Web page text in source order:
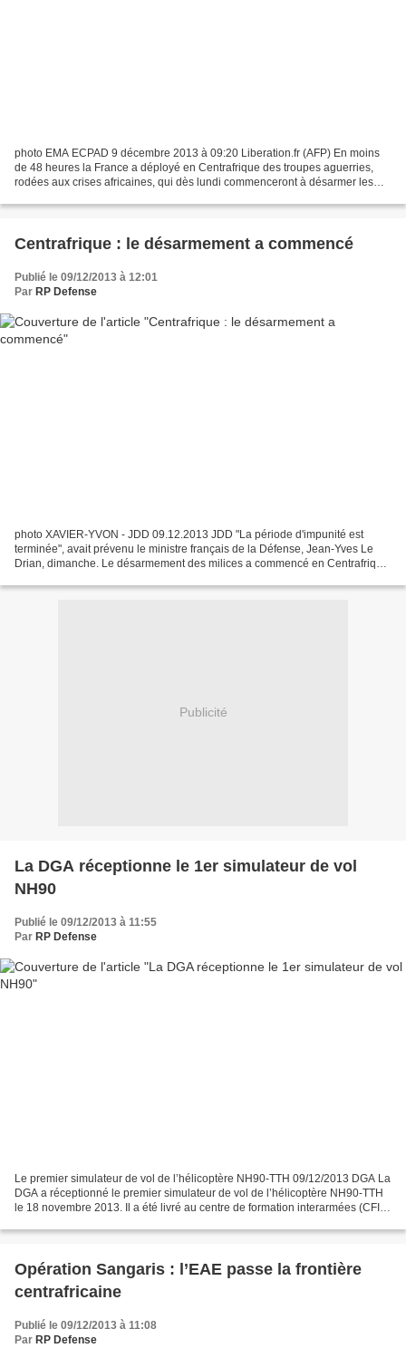
photo EMA ECPAD 9 décembre 2013 à 09:20 Liberation.fr (AFP) En moins
de 48 heures la France a déployé en Centrafrique des troupes aguerries,
rodées aux crises africaines, qui dès lundi commenceront à désarmer les
Centrafrique : le désarmement a commencé
Publié le 09/12/2013 à 12:01
Par RP Defense
photo XAVIER-YVON - JDD 09.12.2013 JDD "La période d'impunité est
terminée", avait prévenu le ministre français de la Défense, Jean-Yves Le
Drian, dimanche. Le désarmement des milices a commencé en Centrafrique,
Publicité
La DGA réceptionne le 1er simulateur de vol
NH90
Publié le 09/12/2013 à 11:55
Par RP Defense
Le premier simulateur de vol de l’hélicoptère NH90-TTH 09/12/2013 DGA La
DGA a réceptionné le premier simulateur de vol de l’hélicoptère NH90-TTH
le 18 novembre 2013. Il a été livré au centre de formation interarmées (CFIA)
Opération Sangaris : l’EAE passe la frontière
centrafricaine
Publié le 09/12/2013 à 11:08
Par RP Defense